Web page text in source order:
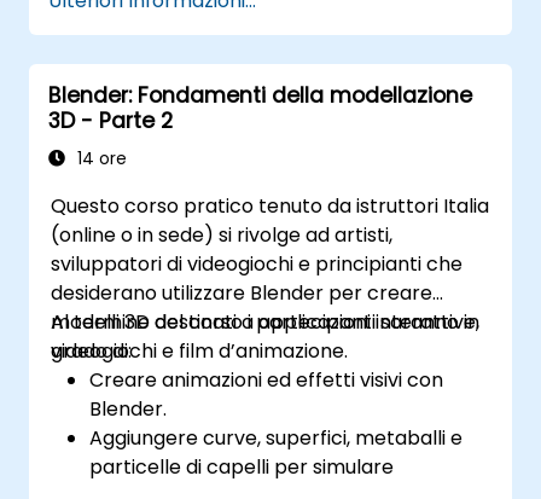
Blender: Fondamenti della modellazione
3D - Parte 2
14 ore
Questo corso pratico tenuto da istruttori Italia
(online o in sede) si rivolge ad artisti,
sviluppatori di videogiochi e principianti che
desiderano utilizzare Blender per creare
modelli 3D destinati a applicazioni interattive,
videogiochi e film d’animazione.
Al termine del corso i partecipanti saranno in
grado di:
Creare animazioni ed effetti visivi con
Blender.
Aggiungere curve, superfici, metaballi e
particelle di capelli per simulare